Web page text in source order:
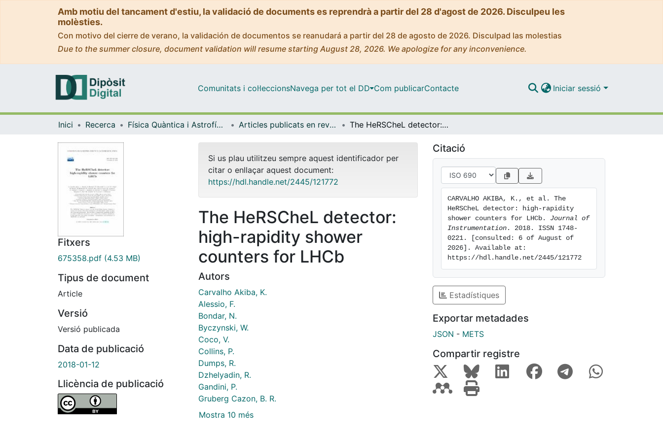
Amb motiu del tancament d'estiu, la validació de documents es reprendrà a partir del 28 d'agost de 2026. Disculpeu les
molèsties.
Con motivo del cierre de verano, la validación de documentos se reanudará a partir del 28 de agosto de 2026. Disculpad las molestias
Due to the summer closure, document validation will resume starting August 28, 2026. We apologize for any inconvenience.
Comunitats i col·leccionsNavega per tot el DD Com publicarContacte Iniciar sessió
Inici Recerca Física Quàntica i Astrofísica Articles publicats en revistes (Física Quàntica i Astrofísica) The HeRSCheL detector: high-rapidity shower counters for LHCb
Fitxers
675358.pdf (4.53 MB)
Tipus de document
Article
Versió
Versió publicada
Data de publicació
2018-01-12
Llicència de publicació
Si us plau utilitzeu sempre aquest identificador per
citar o enllaçar aquest document:
https://hdl.handle.net/2445/121772
The HeRSCheL detector:
high-rapidity shower
counters for LHCb
Autors
Carvalho Akiba, K.
Alessio, F.
Bondar, N.
Byczynski, W.
Coco, V.
Collins, P.
Dumps, R.
Dzhelyadin, R.
Gandini, P.
Gruberg Cazon, B. R.
Mostra 10 més
Citació
CARVALHO AKIBA, K., et al. The
HeRSCheL detector: high-rapidity
shower counters for LHCb. Journal of
Instrumentation . 2018. ISSN 1748-
0221. [consulted: 6 of August of
2026]. Available at:
https://hdl.handle.net/2445/121772
Estadístiques
Exportar metadades
JSON - METS
Compartir registre